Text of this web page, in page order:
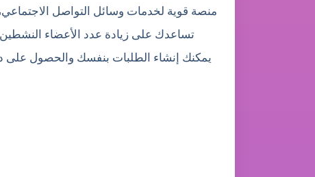
تساعدك على زيادة عدد الأعضاء